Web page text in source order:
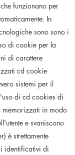
funzionano per
In
sono sono i
di cookie per la
di carattere
cd cookie
sistemi per il
di cd cookies di
memorizzati in modo
e svaniscono
è strettamente
identificativi di